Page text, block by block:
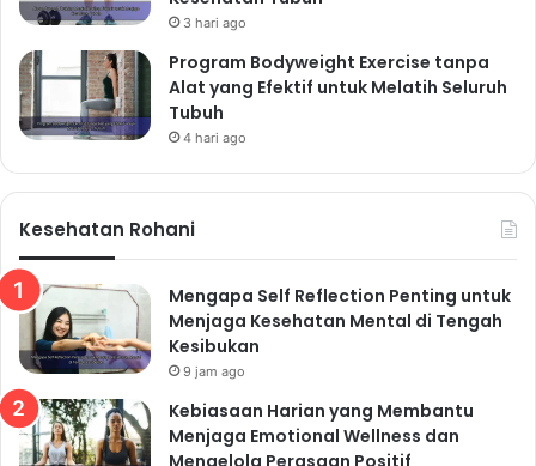
3 hari ago
Program Bodyweight Exercise tanpa
Alat yang Efektif untuk Melatih Seluruh
Tubuh
4 hari ago
Kesehatan Rohani
Mengapa Self Reflection Penting untuk
Menjaga Kesehatan Mental di Tengah
Kesibukan
9 jam ago
Kebiasaan Harian yang Membantu
Menjaga Emotional Wellness dan